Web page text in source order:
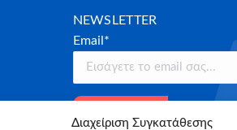
Διαχείριση Συγκατάθεσης
NEWSLETTER
Email*